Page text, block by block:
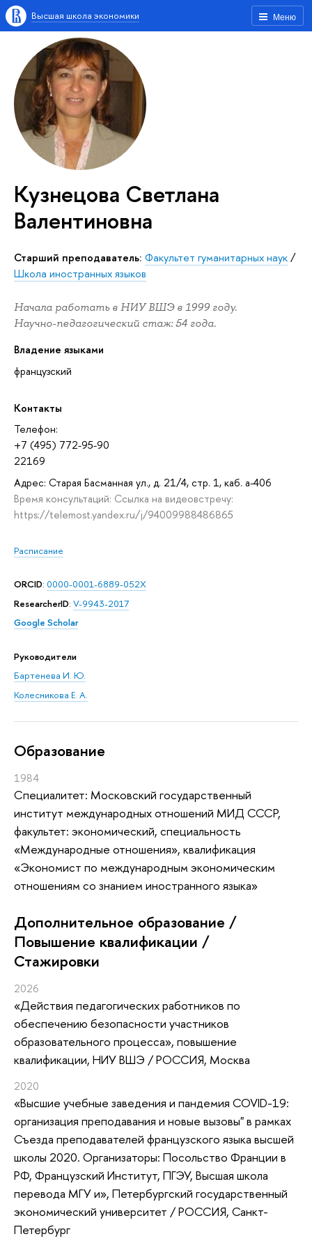
Меню
Высшая школа экономики
Кузнецова Светлана
Валентиновна
Старший преподаватель: Факультет гуманитарных наук/
Школа иностранных языков
Начала работать в НИУ ВШЭ в 1999 году.
Научно-педагогический стаж: 54 года.
Владение языками
французский
Контакты
Телефон:
+7 (495) 772-95-90
22169
Адрес: Старая Басманная ул., д. 21/4, стр. 1, каб. а-406
Время консультаций: Ссылка на видеовстречу:
https://telemost.yandex.ru/j/94009988486865
Расписание
ORCID: 0000-0001-6889-052X
ResearcherID: V-9943-2017
Google Scholar
Руководители
Бартенева И. Ю.
Колесникова Е. А.
Oбразование
1984
Специалитет: Московский государственный
институт международных отношений МИД СССР,
факультет: экономический, специальность
«Международные отношения», квалификация
«Экономист по международным экономическим
отношениям со знанием иностранного языка»
Дополнительное образование /
Повышение квалификации /
Стажировки
2026
«Действия педагогических работников по
обеспечению безопасности участников
образовательного процесса», повышение
квалификации, НИУ ВШЭ / РОССИЯ, Москва
2020
«Высшие учебные заведения и пандемия COVID-19:
организация преподавания и новые вызовы" в рамках
Съезда преподавателей французского языка высшей
школы 2020. Организаторы: Посольство Франции в
РФ, Французский Институт, ПГЭУ, Высшая школа
перевода МГУ и», Петербургский государственный
экономический университет / РОССИЯ, Санкт-
Петербург